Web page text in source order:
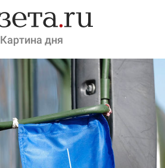
Картина дня